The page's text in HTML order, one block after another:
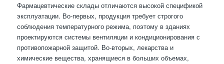
Фармацевтические склады отличаются высокой спецификой
эксплуатации. Во-первых, продукция требует строгого
соблюдения температурного режима, поэтому в зданиях
проектируются системы вентиляции и кондиционирования с
противопожарной защитой. Во-вторых, лекарства и
химические вещества, хранящиеся в больших объемах,